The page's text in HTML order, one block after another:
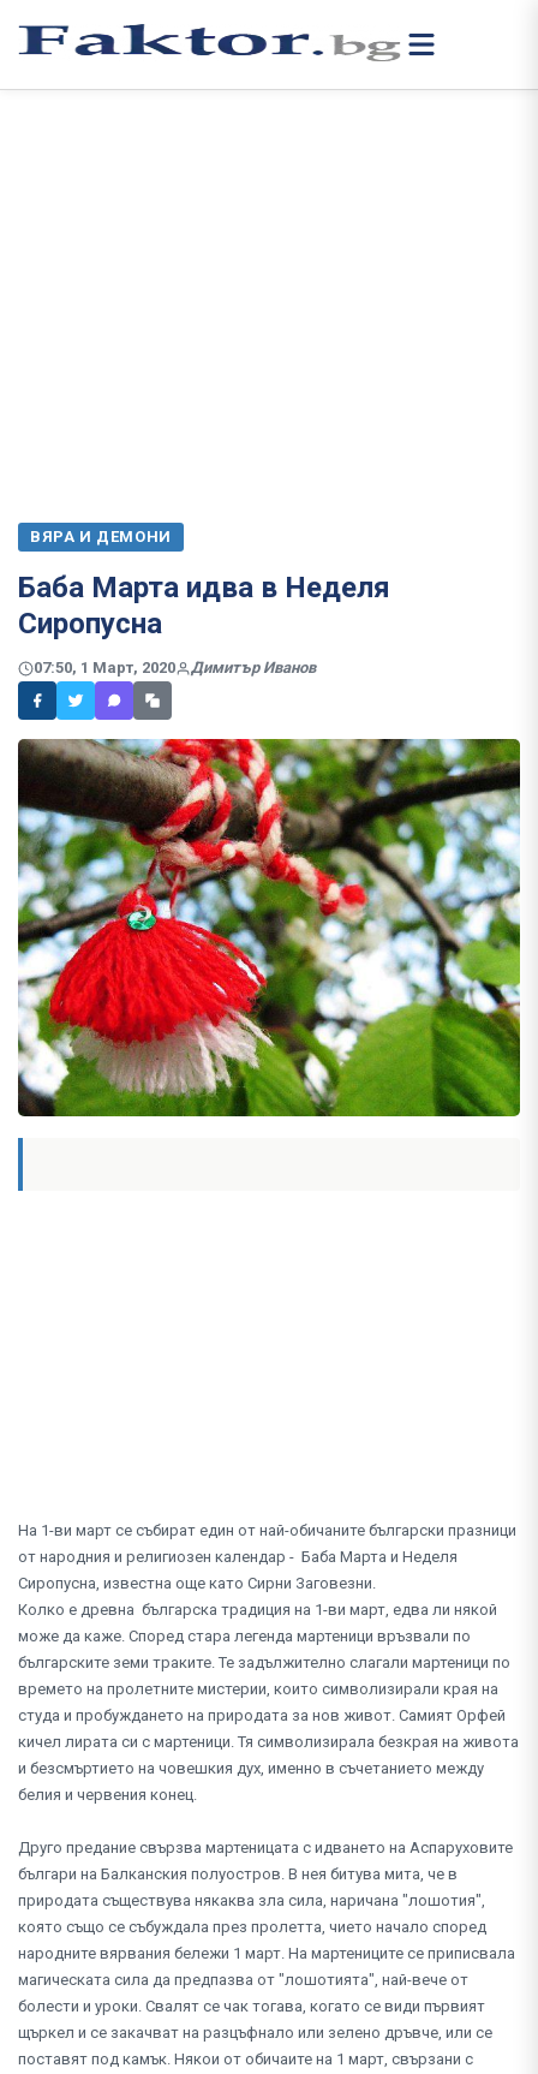
ВЯРА И ДЕМОНИ
Баба Марта идва в Неделя
Сиропусна
07:50, 1 Март, 2020 Димитър Иванов
На 1-ви март се събират един от най-обичаните български празници
от народния и религиозен календар - Баба Марта и Неделя
Сиропусна, известна още като Сирни Заговезни.
Колко е древна българска традиция на 1-ви март, едва ли някой
може да каже. Според стара легенда мартеници връзвали по
българските земи траките. Те задължително слагали мартеници по
времето на пролетните мистерии, които символизирали края на
студа и пробуждането на природата за нов живот. Самият Орфей
кичел лирата си с мартеници. Тя символизирала безкрая на живота
и безсмъртието на човешкия дух, именно в съчетанието между
белия и червения конец.
Друго предание свързва мартеницата с идването на Аспаруховите
българи на Балканския полуостров. В нея битува мита, че в
природата съществува някаква зла сила, наричана "лошотия",
която също се събуждала през пролетта, чието начало според
народните вярвания бележи 1 март. На мартениците се приписвала
магическата сила да предпазва от "лошотията", най-вече от
болести и уроки. Свалят се чак тогава, когато се види първият
щъркел и се закачват на разцъфнало или зелено дръвче, или се
поставят под камък. Някои от обичаите на 1 март, свързани с